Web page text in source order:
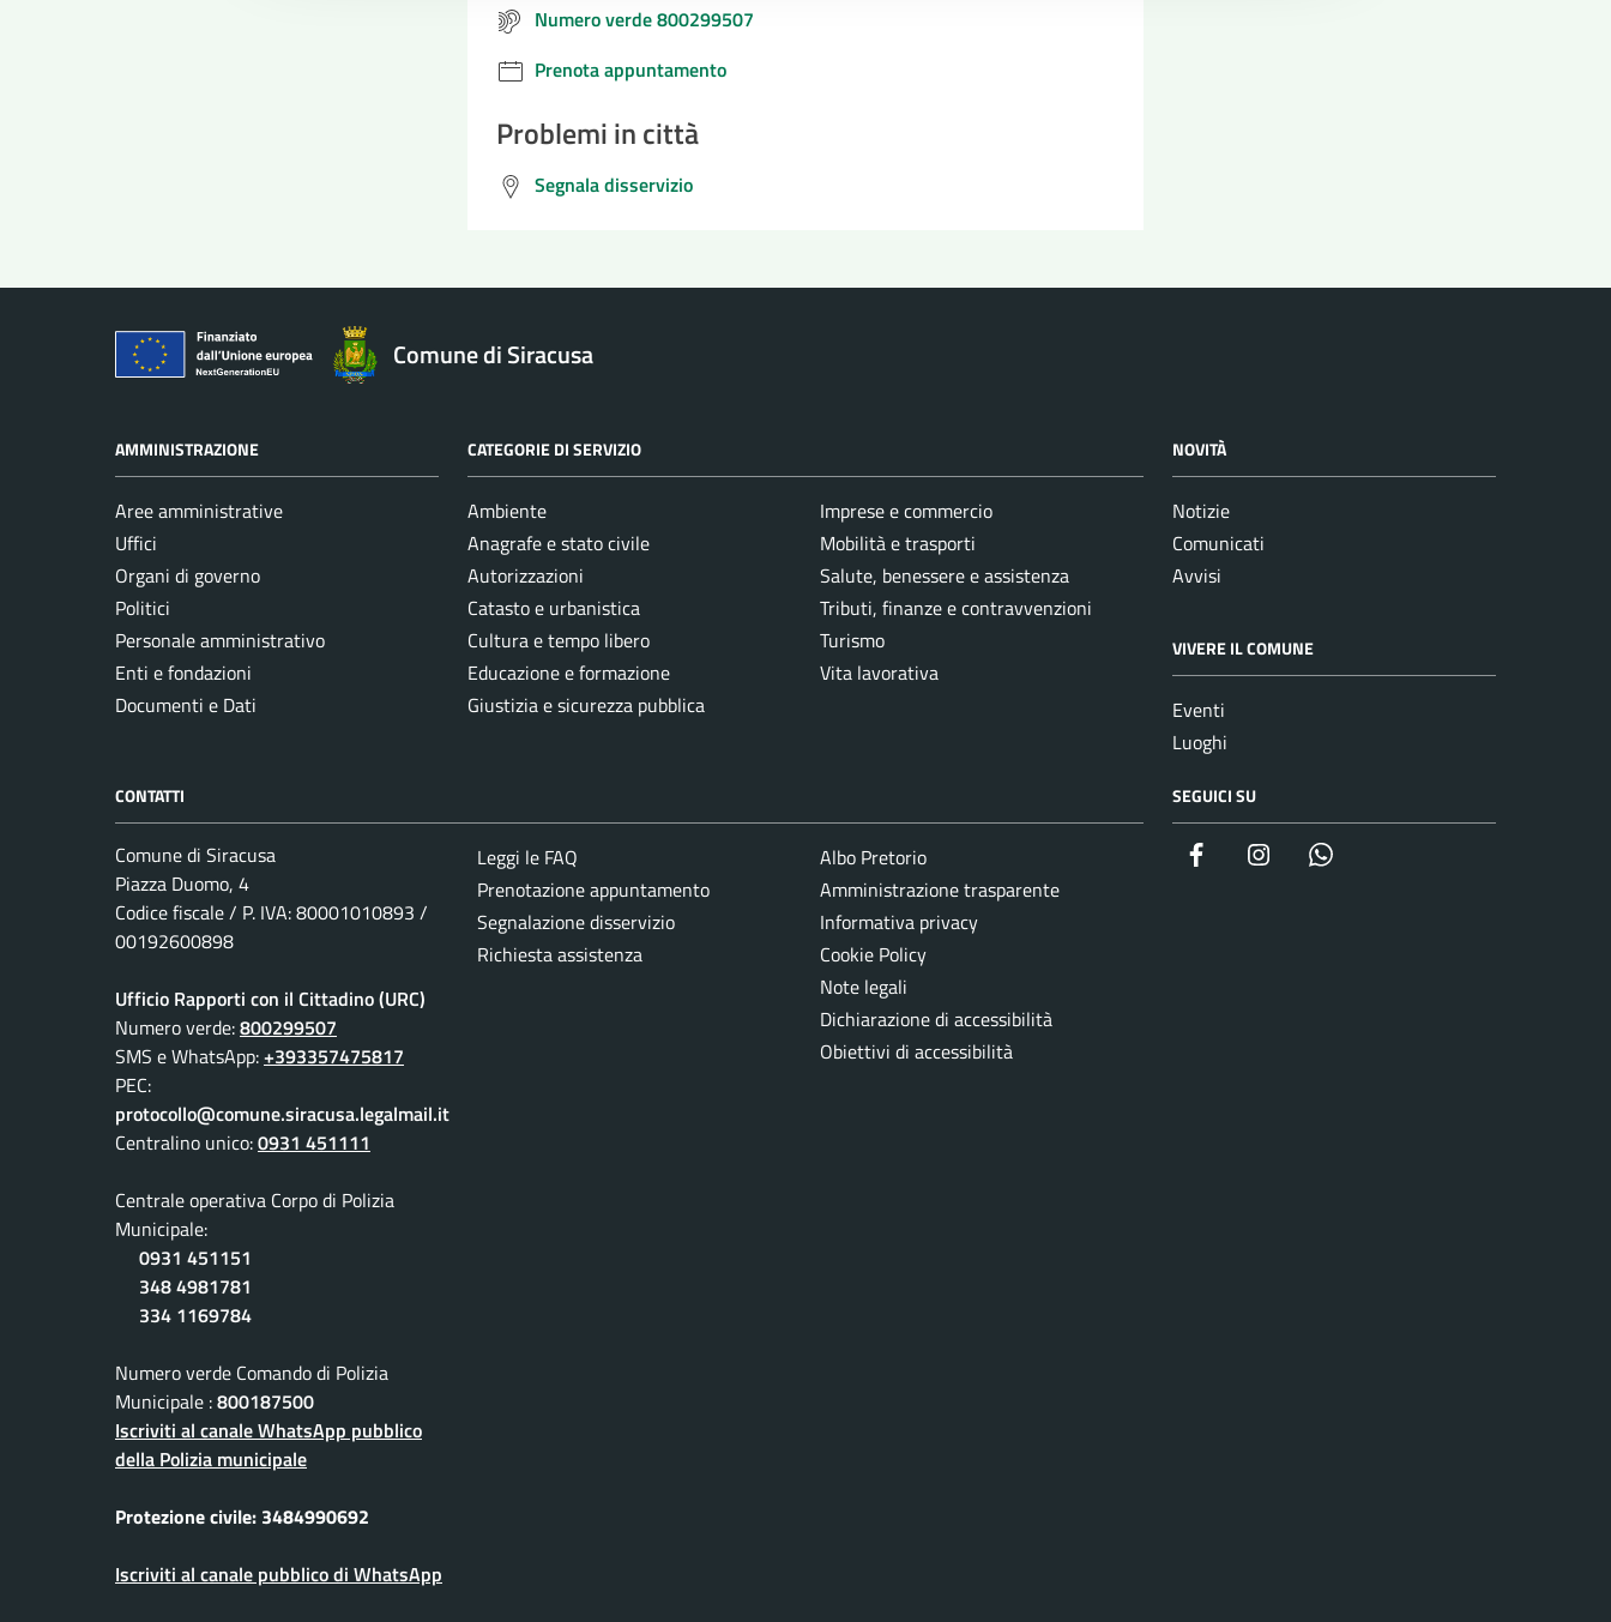
Numero verde 800299507
Prenota appuntamento
Problemi in città
Segnala disservizio
Comune di Siracusa
AMMINISTRAZIONE
Aree amministrative
Uffici
Organi di governo
Politici
Personale amministrativo
Enti e fondazioni
Documenti e Dati
CATEGORIE DI SERVIZIO
Ambiente
Anagrafe e stato civile
Autorizzazioni
Catasto e urbanistica
Cultura e tempo libero
Educazione e formazione
Giustizia e sicurezza pubblica
Imprese e commercio
Mobilità e trasporti
Salute, benessere e assistenza
Tributi, finanze e contravvenzioni
Turismo
Vita lavorativa
NOVITÀ
Notizie
Comunicati
Avvisi
VIVERE IL COMUNE
Eventi
Luoghi
CONTATTI
Comune di Siracusa
Piazza Duomo, 4
Codice fiscale / P. IVA: 80001010893 /
00192600898
Ufficio Rapporti con il Cittadino (URC)
Numero verde:800299507
SMS e WhatsApp:+393357475817
PEC:
protocollo@comune.siracusa.legalmail.it
Centralino unico:0931 451111
Centrale operativa Corpo di Polizia
Municipale:
0931 451151
348 4981781
334 1169784
Numero verde Comando di Polizia
Municipale :800187500
Iscriviti al canale WhatsApp pubblico
della Polizia municipale
Protezione civile: 3484990692
Iscriviti al canale pubblico di WhatsApp
Leggi le FAQ
Prenotazione appuntamento
Segnalazione disservizio
Richiesta assistenza
Albo Pretorio
Amministrazione trasparente
Informativa privacy
Cookie Policy
Note legali
Dichiarazione di accessibilità
Obiettivi di accessibilità
SEGUICI SU
Facebook Instagram